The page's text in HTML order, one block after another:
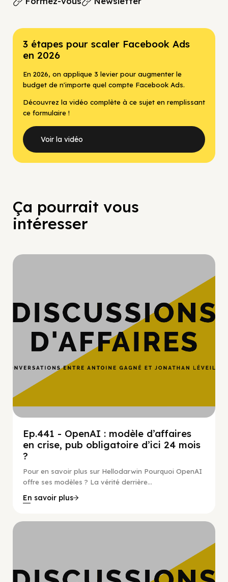
3 étapes pour scaler Facebook Ads
en 2026
En 2026, on applique 3 levier pour augmenter le
budget de n'importe quel compte Facebook Ads.
Découvrez la vidéo complète à ce sujet en remplissant
ce formulaire !
Voir la vidéo
Ça pourrait vous
intéresser
Ep.441 - OpenAI : modèle d’affaires
en crise, pub obligatoire d’ici 24 mois
?
Pour en savoir plus sur Hellodarwin Pourquoi OpenAI
offre ses modèles ? La vérité derrière...
En savoir plus